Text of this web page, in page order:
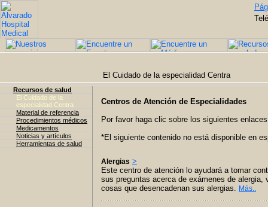
El Cuidado de la especialidad Centra
Recursos de salud
El Cuidado de la
especialidad Centra
Material de referencia
Procedimientos médicos
Medicamentos
Noticias y artículos
Herramientas de salud
Centros de Atención de Especialidades
Por favor haga clic sobre los siguientes
*El siguiente contenido no está disponible en
Alergias >
Este centro de atención lo ayudará a tomar
sus preguntas acerca de exámenes de
cosas que desencadenan sus alergias. Más..